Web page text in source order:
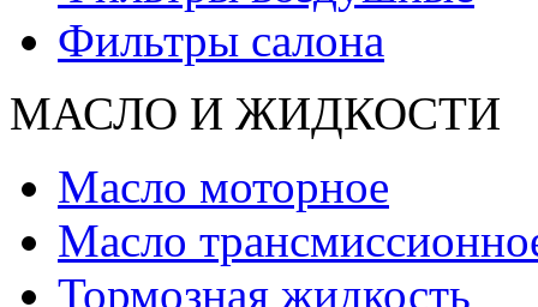
Фильтры салона
МАСЛО И ЖИДКОCТИ
Масло моторное
Масло
Тормозная жидкость